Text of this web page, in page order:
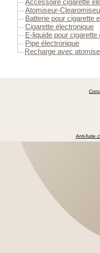
Accessoire cigarette
Atomiseur-
Batterie pour cigarette
Cigarette électronique
E-liquide pour cigarette
Pipe électronique
Recharge avec
Anti-fuite